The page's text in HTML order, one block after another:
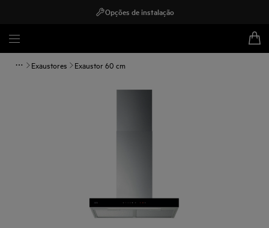
Opções de instalação
Exaustores Exaustor 60 cm